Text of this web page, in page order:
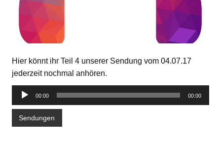
Hier könnt ihr Teil 4 unserer Sendung vom 04.07.17
jederzeit nochmal anhören.
Audio-
Player
00:00 00:00
Sendungen